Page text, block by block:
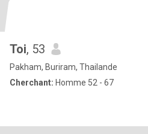
Toi, 53
Pakham, Buriram, Thailande
Cherchant: Homme 52 - 67